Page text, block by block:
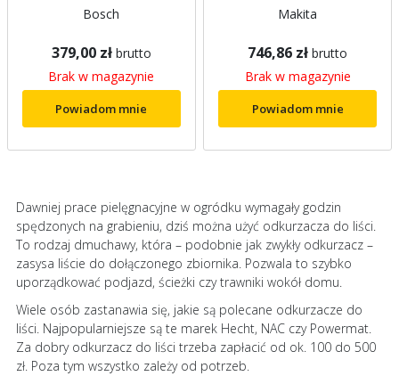
Bosch
379,00 zł brutto
Brak w magazynie
Powiadom mnie
Makita
746,86 zł brutto
Brak w magazynie
Powiadom mnie
Dawniej prace pielęgnacyjne w ogródku wymagały godzin
spędzonych na grabieniu, dziś można użyć odkurzacza do liści.
To rodzaj dmuchawy, która – podobnie jak zwykły odkurzacz –
zasysa liście do dołączonego zbiornika. Pozwala to szybko
uporządkować podjazd, ścieżki czy trawniki wokół domu.
Wiele osób zastanawia się, jakie są polecane odkurzacze do
liści. Najpopularniejsze są te marek Hecht, NAC czy Powermat.
Za dobry odkurzacz do liści trzeba zapłacić od ok. 100 do 500
zł. Poza tym wszystko zależy od potrzeb.